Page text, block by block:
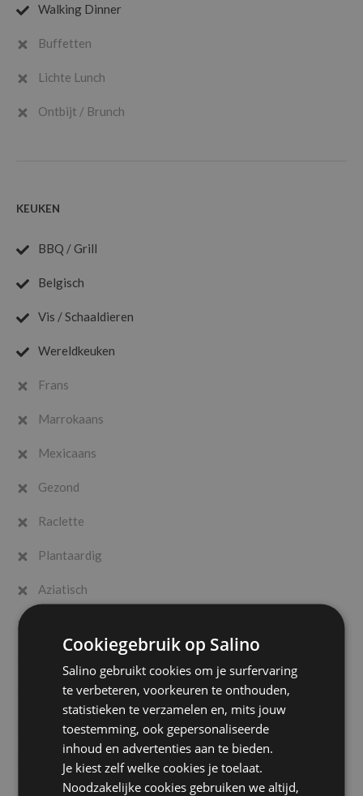
Walking Dinner
Buffetten
Lichte Lunch
Ontbijt / Brunch
KEUKEN
BBQ / Grill
Belgisch
Vis / Schaaldieren
Wereldkeuken
Frans
Marrokaans
Mexicaans
Gezond
Raclette
Plantaardig
Aziatisch
Spaans
Midden-Oosten
Mediterraans
Cookiegebruik op Salino
Salino gebruikt cookies om je surfervaring
te verbeteren, voorkeuren te onthouden,
statistieken te verzamelen en, mits jouw
toestemming, ook gepersonaliseerde
inhoud en advertenties aan te bieden.
Je kiest zelf welke cookies je toelaat.
Noodzakelijke cookies gebruiken we altijd,